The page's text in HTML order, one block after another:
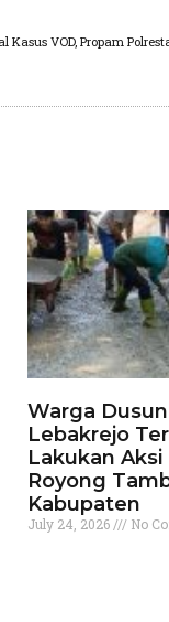
Warga
Lebakrejo
Lakukan
Royong
Kabupaten
July 24, 2026 No